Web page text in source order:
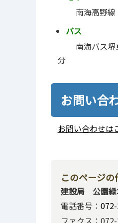
南海高野線
バス
南海バス堺東
分
お問い合
お問い合わせは
このページの
建設局 公園
電話番号：
ファクス：